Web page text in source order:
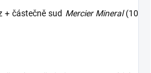
+ částečně sud Mercier Mineral(10